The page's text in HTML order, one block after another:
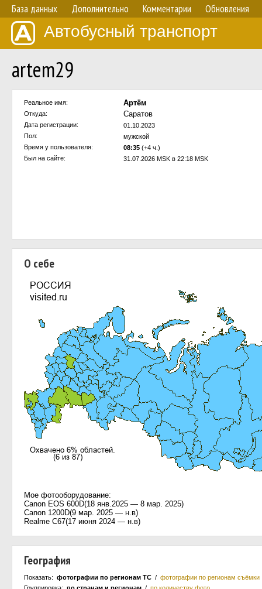
База данных Дополнительно Комментарии Обновления
Автобусный транспорт
artem29
Реальное имя: Артём
Откуда: Саратов
Дата регистрации:
01.10.2023
Пол:
мужской
Время у пользователя:
08:35 (+4 ч.)
Был на сайте:
31.07.2026 MSK в 22:18 MSK
О себе
Мое фотооборудование:
Canon EOS 600D(18 янв.2025 — 8 мар. 2025)
Canon 1200D(9 мар. 2025 — н.в)
Realme C67(17 июня 2024 — н.в)
География
Показать: фотографии по регионам ТС / фотографии по регионам съёмки